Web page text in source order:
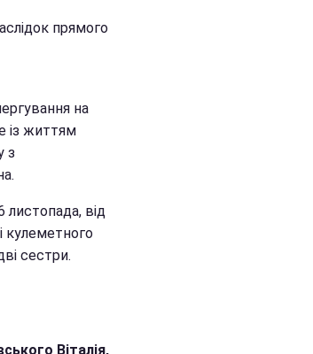
прямого
на
із життям
з
листопада, від
кулеметного
сестри.
Віталія,